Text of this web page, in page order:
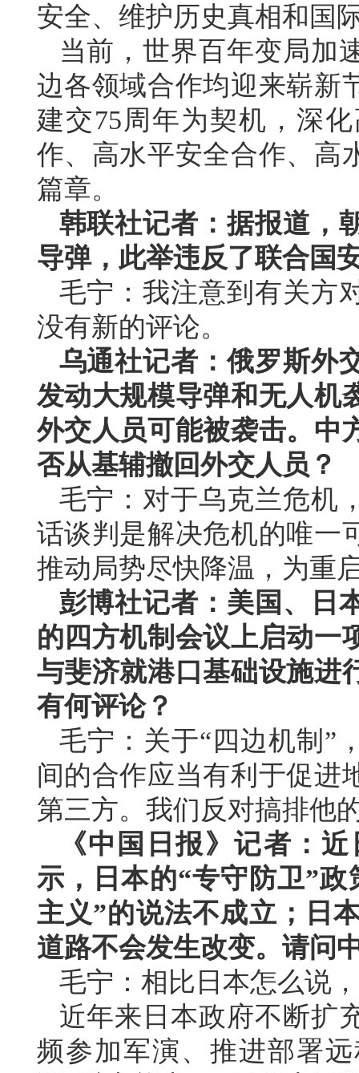
安全、维护历史真相和国
当前，世界百年变局加
边各领域合作均迎来崭新
建交75周年为契机，深
作、高水平安全合作、高
篇章。
韩联社记者：据报道，
导弹，此举违反了联合国
毛宁：我注意到有关方
没有新的评论。
乌通社记者：俄罗斯外
发动大规模导弹和无人机
外交人员可能被袭击。中
否从基辅撤回外交人员？
毛宁：对于乌克兰危机
话谈判是解决危机的唯一
推动局势尽快降温，为重
彭博社记者：美国、日
的四方机制会议上启动一
与斐济就港口基础设施进
有何评论？
毛宁：关于“四边机制”
间的合作应当有利于促进
第三方。我们反对搞排他
《中国日报》记者：
示，日本的“专守防卫”
主义”的说法不成立；日
道路不会发生改变。请问
毛宁：相比日本怎么说
近年来日本政府不断扩
频参加军演、推进部署